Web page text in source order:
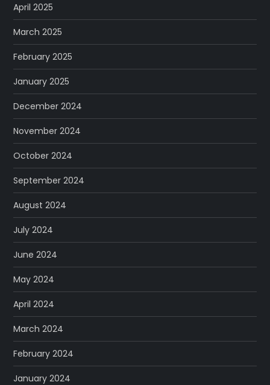
April 2025
March 2025
February 2025
January 2025
December 2024
November 2024
October 2024
September 2024
August 2024
July 2024
June 2024
May 2024
April 2024
March 2024
February 2024
January 2024